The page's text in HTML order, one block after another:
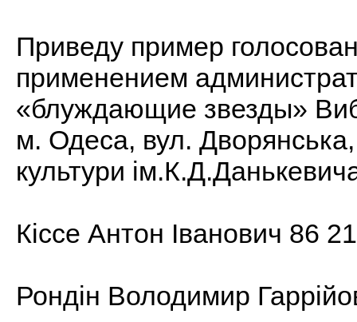
Приведу пример
применением
«блуждающие звезды»
м. Одеса, вул.
культури
Кіссе Антон Іванович 86
Рондін Володимир